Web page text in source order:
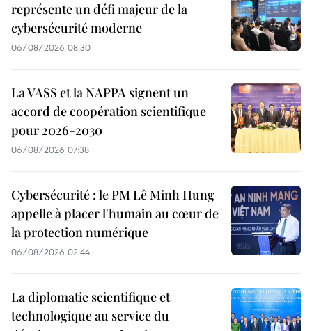
représente un défi majeur de la
cybersécurité moderne
06/08/2026 08:30
La VASS et la NAPPA signent un
accord de coopération scientifique
pour 2026-2030
06/08/2026 07:38
Cybersécurité : le PM Lê Minh Hung
appelle à placer l'humain au cœur de
la protection numérique
06/08/2026 02:44
La diplomatie scientifique et
technologique au service du